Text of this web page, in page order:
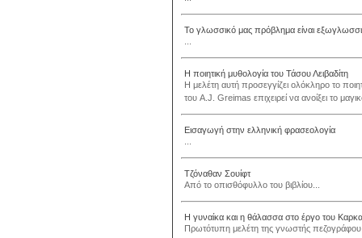
Το γλωσσικό μας πρόβλημα είναι
Η ποιητική μυθολογία του Τάσου Λειβαδίτη
Η μελέτη αυτή προσεγγίζει ολόκληρο το
του A.J. Greimas επιχειρεί να ανοίξει το
Εισαγωγή στην ελληνική φρασεολογία
Τζόναθαν Σουίφτ
Από το οπισθόφυλλο του βιβλίου...
Η γυναίκα και η θάλασσα στο έργο του
Πρωτότυπη μελέτη της γνωστής